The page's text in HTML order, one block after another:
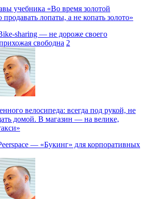
учебника «Во время золотой
продавать лопаты, а не копать золото»
sharing — не дороже своего
свободна 2
велосипеда: всегда под рукой, не
домой. В магазин — на велике,
— «Букинг» для корпоративных